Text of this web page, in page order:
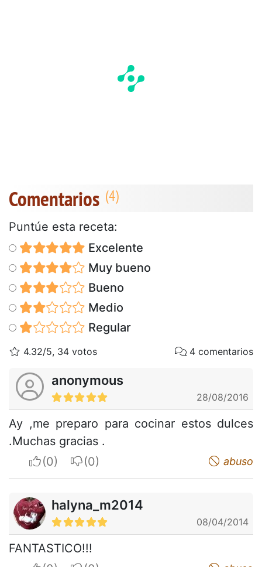
Comentarios
Puntúe esta receta:
Excelente
Muy bueno
Bueno
Medio
Regular
4.32/5, 34 votos 4 comentarios
anonymous
28/08/2016
Ay ,me preparo para cocinar estos dulces
.Muchas gracias .
I apreciateI do not appreciate abuso
halyna_m2014
08/04/2014
FANTASTICO!!!